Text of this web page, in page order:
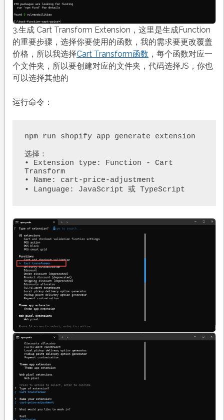
3.生成 Cart Transform Extension，这里是生成Function
的重要步骤，选择你要使用的函数，我的需求要更改覆盖
价格，所以我选择Cart Transform函数 ，每个函数对应一
个文件夹，所以要创建对应的文件夹，代码选择JS，你也
可以选择其他的
运行命令：
npm run shopify app generate extension
选择：
• Extension type: Function - Cart
Transform
• Name: cart-price-adjustment
• Language: JavaScript 或 TypeScript